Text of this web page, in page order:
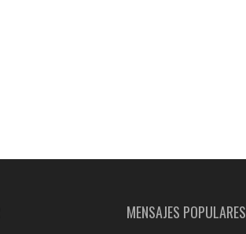
MENSAJES POPULARES